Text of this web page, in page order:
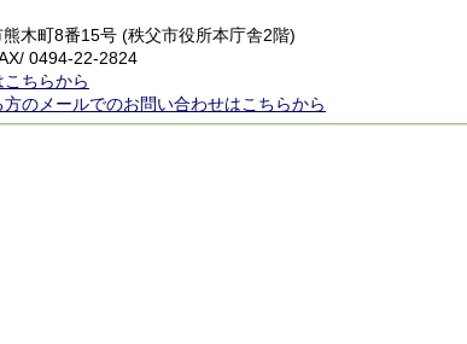
木町8番15号 (秩父市役所本庁舎2階)
0494-22-2824
ちらから
のメールでのお問い合わせはこちらから